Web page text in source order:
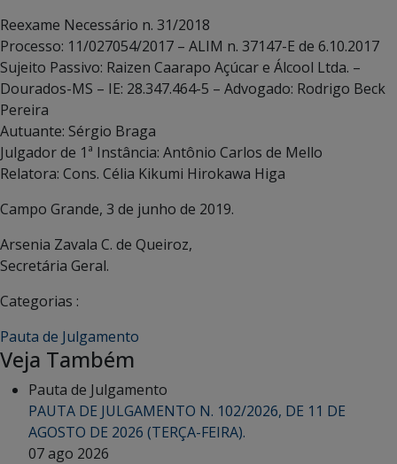
Reexame Necessário n. 31/2018
Processo: 11/027054/2017 – ALIM n. 37147-E de 6.10.2017
Sujeito Passivo: Raizen Caarapo Açúcar e Álcool Ltda. –
Dourados-MS – IE: 28.347.464-5 – Advogado: Rodrigo Beck
Pereira
Autuante: Sérgio Braga
Julgador de 1ª Instância: Antônio Carlos de Mello
Relatora: Cons. Célia Kikumi Hirokawa Higa
Campo Grande, 3 de junho de 2019.
Arsenia Zavala C. de Queiroz,
Secretária Geral.
Categorias :
Pauta de Julgamento
Veja Também
Pauta de Julgamento
PAUTA DE JULGAMENTO N. 102/2026, DE 11 DE
AGOSTO DE 2026 (TERÇA-FEIRA).
07 ago 2026